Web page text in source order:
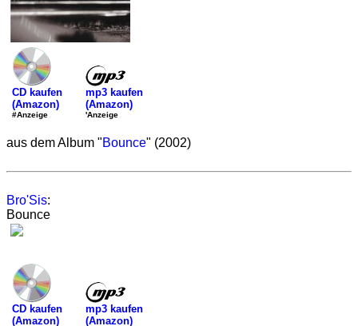
CD kaufen
(Amazon)
#Anzeige
mp3 kaufen
(Amazon)
'Anzeige
aus dem Album "Bounce" (2002)
Bro'Sis:
Bounce
CD kaufen
(Amazon)
mp3 kaufen
(Amazon)